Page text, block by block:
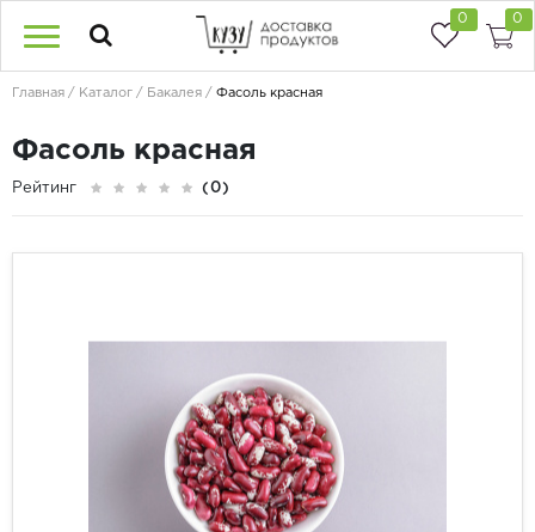
0 0
Главная Каталог Бакалея Фасоль красная
Фасоль красная
Рейтинг (0)